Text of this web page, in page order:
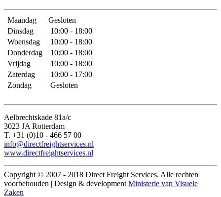
Maandag
Gesloten
Dinsdag
10:00 - 18:00
Woensdag
10:00 - 18:00
Donderdag
10:00 - 18:00
Vrijdag
10:00 - 18:00
Zaterdag
10:00 - 17:00
Zondag
Gesloten
Aelbrechtskade 81a/c
3023 JA Rotterdam
T. +31 (0)10 - 466 57 00
info@directfreightservices.nl
www.directfreightservices.nl
Copyright © 2007 - 2018 Direct Freight Services. Alle rechten
voorbehouden | Design & development Ministerie van Visuele
Zaken